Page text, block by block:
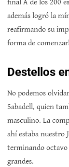
final A de los 200
además logró la
reafirmando su
forma de comenzar!
Destellos
No podemos
Sabadell, quien
masculino. La
ahí estaba nuestro
terminando octavo
grandes.